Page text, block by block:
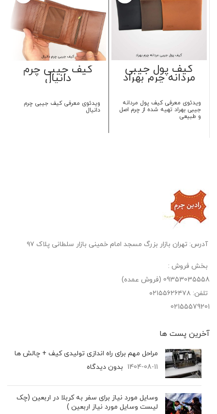
کیف پول جیبی
مردانه چرم بهراد
ویدئوی معرفی کیف پول مردانه
جیبی بهراد تهیه شده از چرم اصل
و طبیعی
کیف جیبی چرم
دانیال
ویدئوی معرفی کیف جیبی چرم
دانیال
آدرس: تهران بازار بزرگ مسجد امام خمینی بازار سلطانی پلاک ۹۷
بخش فروش :
09353035558 (فروش عمده)
تلفن: ۰۲۱۵۵۶۲۶۴۷۸
02155579201
آخرین پست‌ ها
مراحل مهم برای راه اندازی تولیدی کیف + چالش ها
1404-08-11 بدون دیدگاه
وسایل مورد نیاز برای سفر به کربلا در اربعین (چک
لیست وسایل مورد نیاز اربعین )